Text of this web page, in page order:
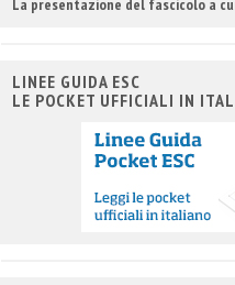
La presentazione del fascicolo a
LINEE GUIDA ESC
LE POCKET UFFICIALI IN